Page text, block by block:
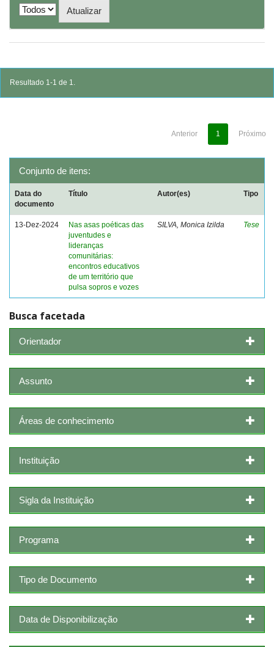
Resultado 1-1 de 1.
Anterior 1 Próximo
Conjunto de itens:
Data do
documento
Título Autor(es) Tipo
13-Dez-2024
Nas asas poéticas das
juventudes e
lideranças
comunitárias:
encontros educativos
de um território que
pulsa sopros e vozes
SILVA, Monica Izilda Tese
Busca facetada
Orientador
Assunto
Áreas de conhecimento
Instituição
Sigla da Instituição
Programa
Tipo de Documento
Data de Disponibilização